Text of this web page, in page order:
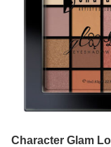
Character Glam